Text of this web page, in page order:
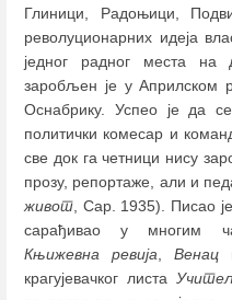
Глиници, Радоњици,
револуционарних идеја
једног радног места на
заробљен је у Априлском
Оснабрику. Успео је да
политички комесар и
све док га четници нису
прозу, репортаже, али и
живот, Сар. 1935). Писао
сарађивао у многим
Књижевна ревија, Венац
крагујевачког листа